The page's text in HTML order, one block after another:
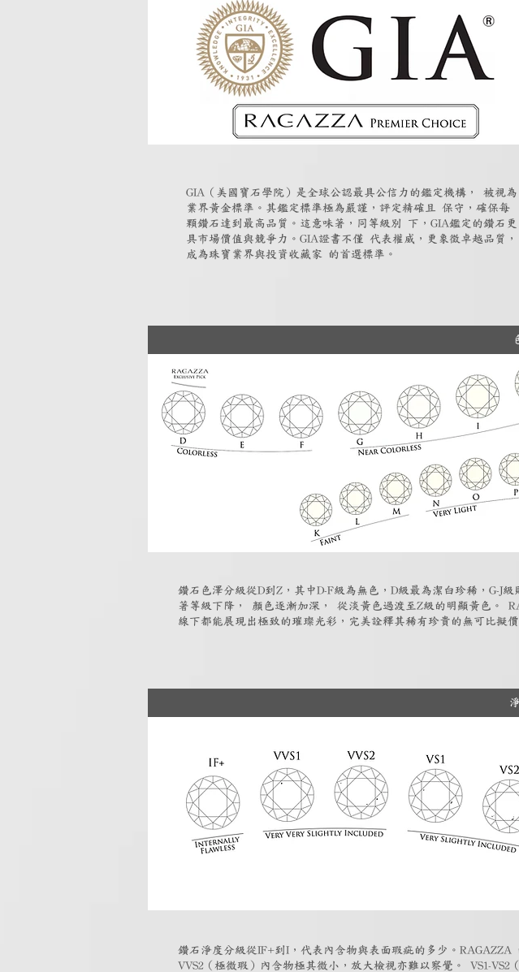
GIA（美國寶石學院）是全球公認最具公信力的鑑定機構， 被視為
業界黃金標準。其鑑定標準極為嚴謹，評定精確且 保守，確保每
顆鑽石達到最高品質。這意味著，同等級別 下，GIA鑑定的鑽石更
具市場價值與競爭力。GIA證書不僅 代表權威，更象徵卓越品質，
成為珠寶業界與投資收藏家 的首選標準。
鑽石色澤分級從D到Z，其中D-F級為無色，D級最為潔白珍稀，G-J
著等級下降， 顏色逐漸加深， 從淡黃色過渡至Z級的明顯黃色。
線下都能展現出極致的璀璨光彩，完美詮釋其稀有珍貴的無可比擬價
鑽石淨度分級從IF+到I，代表內含物與表面瑕疵的多少。
VVS2（極微瑕）內含物極其微小，放大檢視亦難以察覺。 VS1-VS2